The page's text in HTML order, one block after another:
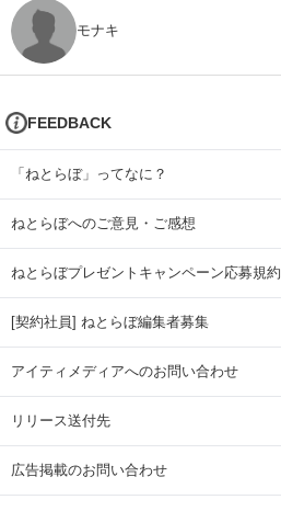
モナキ
FEEDBACK
「ねとらぼ」ってなに？
ねとらぼへのご意見・ご感想
ねとらぼプレゼントキャンペーン応募規約
[契約社員] ねとらぼ編集者募集
アイティメディアへのお問い合わせ
リリース送付先
広告掲載のお問い合わせ